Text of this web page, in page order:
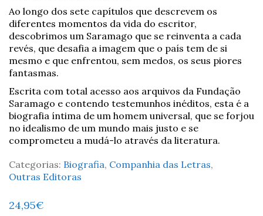
Ao longo dos sete capítulos que descrevem os
diferentes momentos da vida do escritor,
descobrimos um Saramago que se reinventa a cada
revés, que desafia a imagem que o país tem de si
mesmo e que enfrentou, sem medos, os seus piores
fantasmas.
Escrita com total acesso aos arquivos da Fundação
Saramago e contendo testemunhos inéditos, esta é a
biografia íntima de um homem universal, que se forjou
no idealismo de um mundo mais justo e se
comprometeu a mudá-lo através da literatura.
Categorias: Biografia, Companhia das Letras,
Outras Editoras
24,95€